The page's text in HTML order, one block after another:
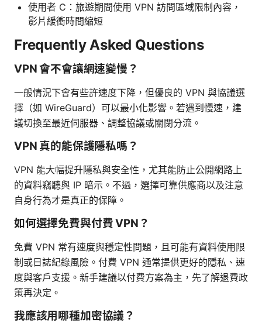
使用者 C：旅遊期間使用 VPN 訪問區域限制內容，
影片緩衝時間縮短
Frequently Asked Questions
VPN 會不會讓網速變慢？
一般情況下會有些許速度下降，但優良的 VPN 與協議選
擇（如 WireGuard）可以最小化影響。若遇到慢速，建
議切換至最近伺服器、調整協議或關閉分流。
VPN 真的能保護隱私嗎？
VPN 能大幅提升隱私與安全性，尤其能防止公開網路上
的資料竊聽與 IP 暗示。不過，選擇可靠供應商以及注意
自身行為才是真正的保障。
如何選擇免費與付費 VPN？
免費 VPN 常有速度與穩定性問題，且可能有資料使用限
制或日誌紀錄風險。付費 VPN 通常提供更好的隱私、速
度與客戶支援。新手建議以付費方案為主，先了解退費政
策再決定。
我應該用哪種加密協議？